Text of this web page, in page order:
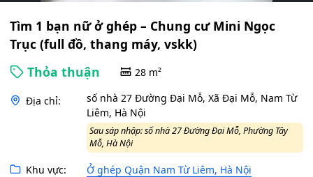
Tìm 1 bạn nữ ở ghép – Chung cư Mini Ngọc
Trục (full đồ, thang máy, vskk)
Thỏa thuận
28 m²
Địa chỉ:
số nhà 27 Đường Đại Mỗ, Xã Đại Mỗ, Nam Từ
Liêm, Hà Nội
Sau sáp nhập: số nhà 27 Đường Đại Mỗ, Phường Tây
Mỗ, Hà Nội
Khu vực:
Ở ghép Quận Nam Từ Liêm, Hà Nội